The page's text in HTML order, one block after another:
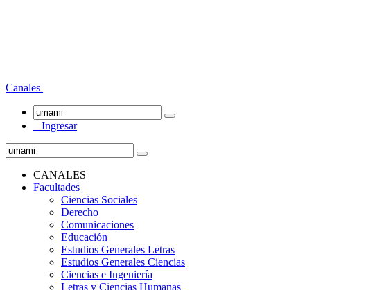
Canales
Ingresar
CANALES
Facultades
Ciencias Sociales
Derecho
Comunicaciones
Educación
Estudios Generales Letras
Estudios Generales Ciencias
Ciencias e Ingeniería
Letras y Ciencias Humanas